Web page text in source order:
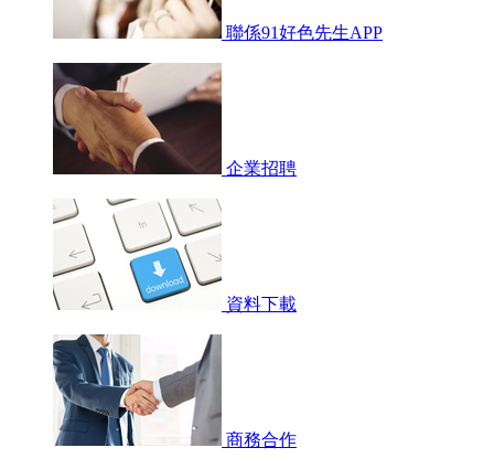
聯係91好色先生APP
企業招聘
資料下載
商務合作